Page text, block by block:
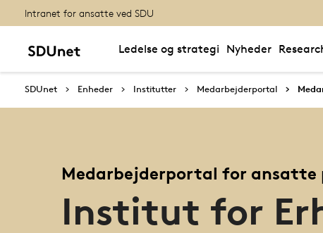
Intranet for ansatte ved SDU
Ledelse og strategi Nyheder
SDUnet Enheder Institutter Medarbejderportal
Medarbejderportal for ansatte
Institut for